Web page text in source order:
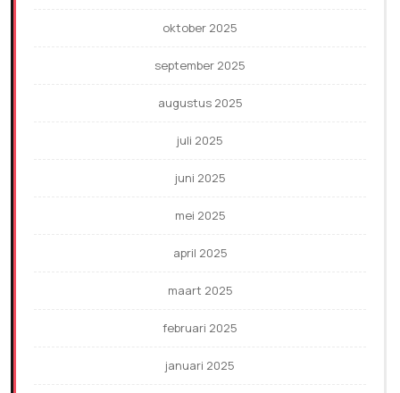
oktober 2025
september 2025
augustus 2025
juli 2025
juni 2025
mei 2025
april 2025
maart 2025
februari 2025
januari 2025